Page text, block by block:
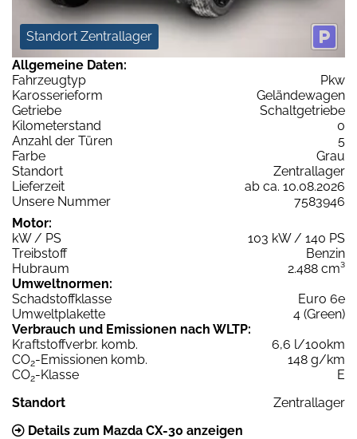
Standort Zentrallager
Allgemeine Daten:
Fahrzeugtyp
Pkw
Karosserieform
Geländewagen
Getriebe
Schaltgetriebe
Kilometerstand
0
Anzahl der Türen
5
Farbe
Grau
Standort
Zentrallager
Lieferzeit
ab ca. 10.08.2026
Unsere Nummer
7583946
Motor:
kW / PS
103 kW / 140 PS
Treibstoff
Benzin
Hubraum
2.488 cm³
Umweltnormen:
Schadstoffklasse
Euro 6e
Umweltplakette
4 (Green)
Verbrauch und Emissionen nach WLTP:
Kraftstoffverbr. komb.
6,6 l/100km
CO2-Emissionen komb.
148 g/km
CO2-Klasse
E
Standort
Zentrallager
Details zum Mazda CX-30 anzeigen